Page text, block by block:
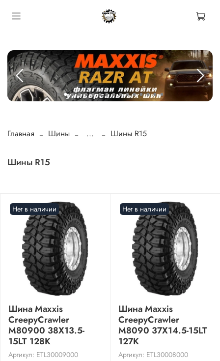
Главная Шины ... Шины R15
Шины R15
Нет в наличии
Шина Maxxis
CreepyCrawler
M80900 38X13.5-
15LT 128K
Артикул: ETL30009000
Нет в наличии
Шина Maxxis
CreepyCrawler
M8090 37X14.5-15LT
127K
Артикул: ETL30008000